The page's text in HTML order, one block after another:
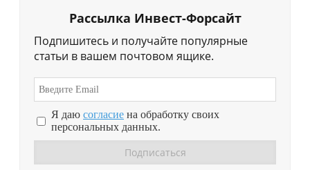
Рассылка Инвест-Форсайт
Подпишитесь и получайте популярные
статьи в вашем почтовом ящике.
Я даю согласие на обработку своих
персональных данных.